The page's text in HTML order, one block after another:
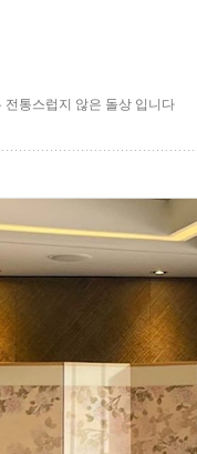
통스럽지 않은 돌상 입니다